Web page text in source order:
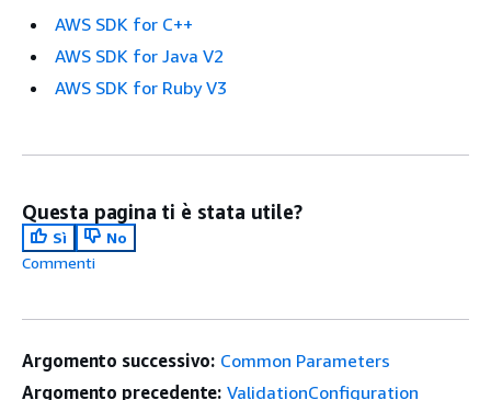
AWS SDK for C++
AWS SDK for Java V2
AWS SDK for Ruby V3
Questa pagina ti è stata utile?
Sì
No
Commenti
Argomento successivo: Common Parameters
Argomento precedente: ValidationConfiguration